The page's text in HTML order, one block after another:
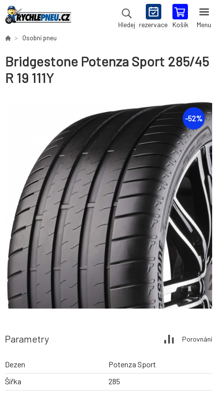
Hledej rezervace Košík Menu
Osobní pneu
Bridgestone Potenza Sport 285/45
R 19 111Y
-52%
Parametry Porovnání
Dezen
Potenza Sport
Šířka
285